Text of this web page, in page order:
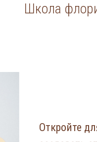
Школа
Откройте